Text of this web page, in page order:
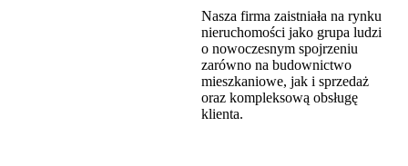
Nasza firma zaistniała na rynku
nieruchomości jako grupa ludzi
o nowoczesnym spojrzeniu
zarówno na budownictwo
mieszkaniowe, jak i sprzedaż
oraz kompleksową obsługę
klienta.